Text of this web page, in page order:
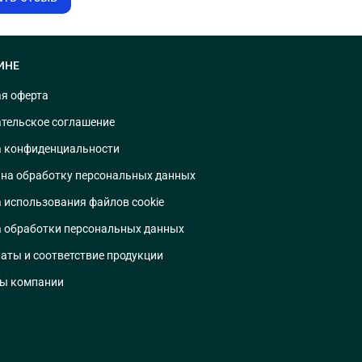
оферта
соглашение
конфиденциальности
обработку персональных данных
использования файлов cookie
обработки персональных данных
и соответствие продукции
компании